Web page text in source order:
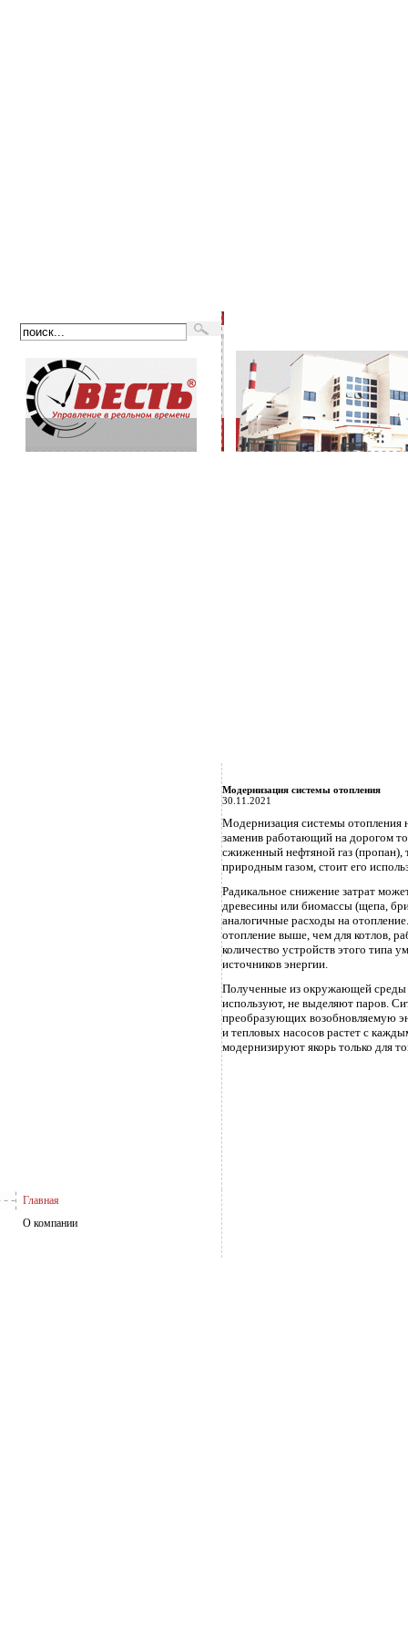
Модернизация системы отопления
30.11.2021
Модернизация системы отопления
заменив работающий на дорогом
сжиженный нефтяной газ (пропан),
природным газом, стоит его
Радикальное снижение затрат
древесины или биомассы (щепа,
аналогичные расходы на
отопление выше, чем для котлов,
количество устройств этого типа
источников энергии.
Полученные из окружающей среды -
используют, не выделяют паров.
преобразующих возобновляемую
и тепловых насосов растет с
модернизируют якорь только для
Главная
О компании